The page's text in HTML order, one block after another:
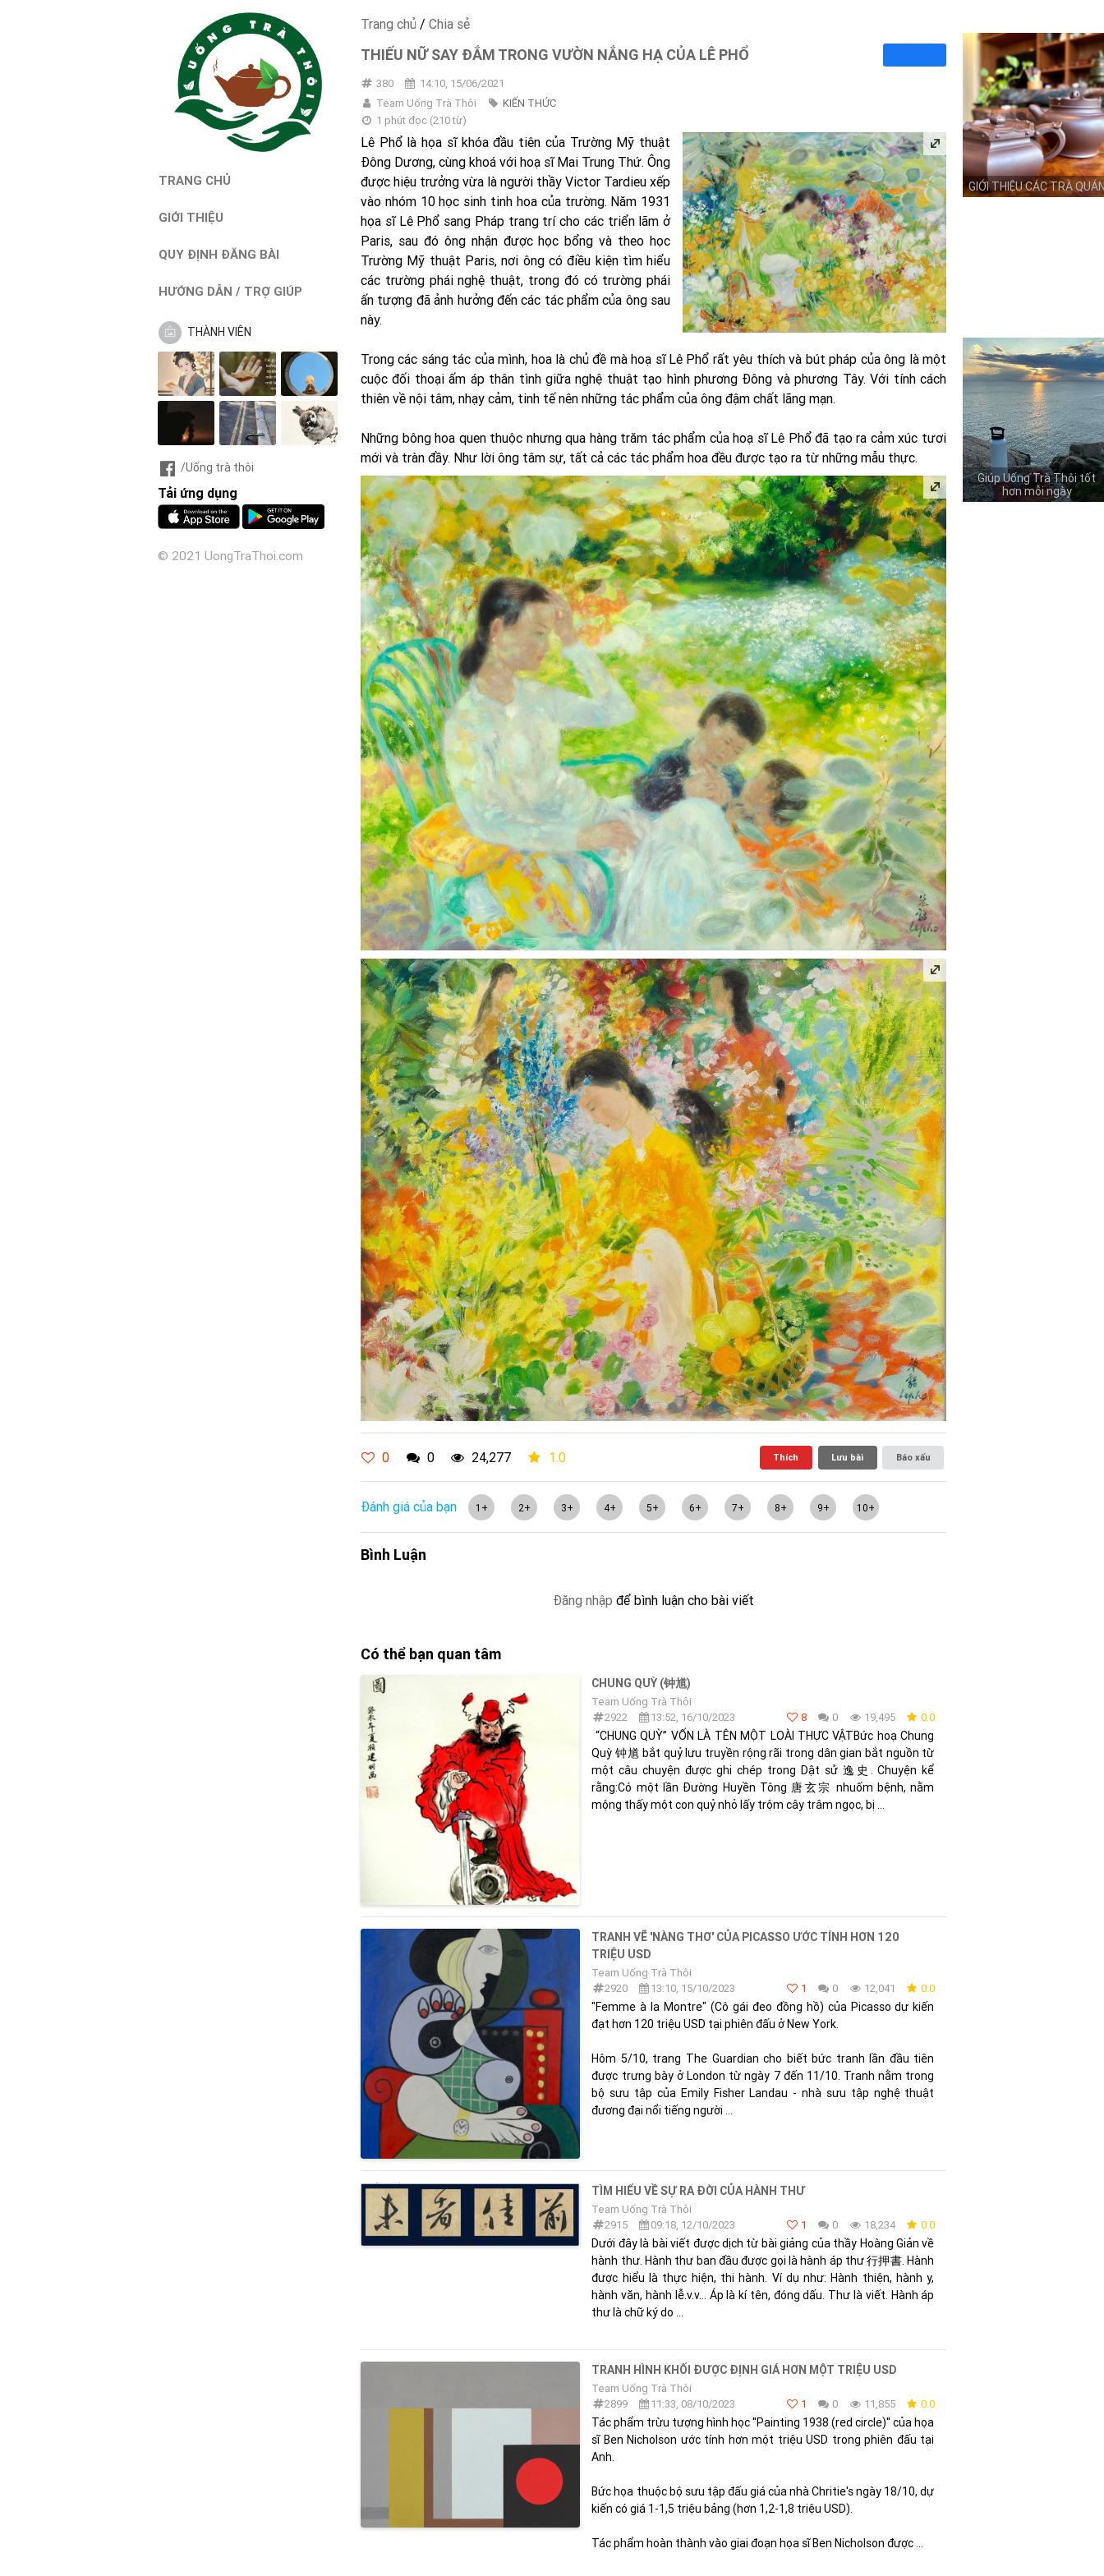
TRANG CHỦ
GIỚI THIỆU
QUY ĐỊNH ĐĂNG BÀI
HƯỚNG DẪN / TRỢ GIÚP
THÀNH VIÊN
/Uống trà thôi
Tải ứng dụng
© 2021 UongTraThoi.com
Trang chủ / Chia sẻ
THIẾU NỮ SAY ĐẮM TRONG VƯỜN NẮNG HẠ CỦA LÊ PHỔ
380
14:10, 15/06/2021
Team Uống Trà Thôi
KIẾN THỨC
1 phút đọc(210từ)
Lê Phổ là họa sĩ khóa đầu tiên của Trường Mỹ thuật
Đông Dương, cùng khoá với hoạ sĩ Mai Trung Thứ. Ông
được hiệu trưởng vừa là người thầy Victor Tardieu xếp
vào nhóm 10 học sinh tinh hoa của trường. Năm 1931
họa sĩ Lê Phổ sang Pháp trang trí cho các triển lãm ở
Paris, sau đó ông nhận được học bổng và theo học
Trường Mỹ thuật Paris, nơi ông có điều kiện tìm hiểu
các trường phái nghệ thuật, trong đó có trường phái
ấn tượng đã ảnh hưởng đến các tác phẩm của ông sau
này.
Trong các sáng tác của mình, hoa là chủ đề mà hoạ sĩ Lê Phổ rất yêu thích và bút pháp của ông là một
cuộc đối thoại ấm áp thân tình giữa nghệ thuật tạo hình phương Đông và phương Tây. Với tính cách
thiên về nội tâm, nhạy cảm, tinh tế nên những tác phẩm của ông đậm chất lãng mạn.
Những bông hoa quen thuộc nhưng qua hàng trăm tác phẩm của hoạ sĩ Lê Phổ đã tạo ra cảm xúc tươi
mới và tràn đầy. Như lời ông tâm sự, tất cả các tác phẩm hoa đều được tạo ra từ những mẫu thực.
0 0 24,277 1.0 Thích Lưu bài Báo xấu
Đánh giá của bạn 1+ 2+ 3+ 4+ 5+ 6+ 7+ 8+ 9+ 10+
Bình Luận
Đăng nhập để bình luận cho bài viết
Có thể bạn quan tâm
CHUNG QUỲ (钟馗)
Team Uống Trà Thôi
2922
13:52, 16/10/2023 8 0 19,495 0.0
“CHUNG QUỲ” VỐN LÀ TÊN MỘT LOÀI THỰC VẬTBức hoạ Chung
Quỳ 钟馗 bắt quỷ lưu truyền rộng rãi trong dân gian bắt nguồn từ
một câu chuyện được ghi chép trong Dật sử 逸史. Chuyện kể
rằng:Có một lần Đường Huyền Tông 唐玄宗 nhuốm bệnh, nằm
mộng thấy một con quỷ nhỏ lấy trộm cây trâm ngọc, bị ...
TRANH VẼ 'NÀNG THƠ' CỦA PICASSO ƯỚC TÍNH HƠN 120
TRIỆU USD
Team Uống Trà Thôi
2920
13:10, 15/10/2023 1 0 12,041 0.0
"Femme à la Montre" (Cô gái đeo đồng hồ) của Picasso dự kiến
đạt hơn 120 triệu USD tại phiên đấu ở New York.
Hôm 5/10, trang The Guardian cho biết bức tranh lần đầu tiên
được trưng bày ở London từ ngày 7 đến 11/10. Tranh nằm trong
bộ sưu tập của Emily Fisher Landau - nhà sưu tập nghệ thuật
đương đại nổi tiếng người ...
TÌM HIỂU VỀ SỰ RA ĐỜI CỦA HÀNH THƯ
Team Uống Trà Thôi
2915
09:18, 12/10/2023 1 0 18,234 0.0
Dưới đây là bài viết được dịch từ bài giảng của thầy Hoàng Giản về
hành thư. Hành thư ban đầu được gọi là hành áp thư 行押書. Hành
được hiểu là thực hiện, thi hành. Ví dụ như: Hành thiện, hành y,
hành văn, hành lễ.v.v… Áp là kí tên, đóng dấu. Thư là viết. Hành áp
thư là chữ ký do ...
TRANH HÌNH KHỐI ĐƯỢC ĐỊNH GIÁ HƠN MỘT TRIỆU USD
Team Uống Trà Thôi
2899
11:33, 08/10/2023 1 0 11,855 0.0
Tác phẩm trừu tượng hình học ''Painting 1938 (red circle)'' của họa
sĩ Ben Nicholson ước tính hơn một triệu USD trong phiên đấu tại
Anh.
Bức họa thuộc bộ sưu tập đấu giá của nhà Chritie's ngày 18/10, dự
kiến có giá 1-1,5 triệu bảng (hơn 1,2-1,8 triệu USD).
Tác phẩm hoàn thành vào giai đoạn họa sĩ Ben Nicholson được ...
GIỚI THIỆU CÁC TRÀ
Giúp Uống Trà Thôi tốt
hơn mỗi ngày